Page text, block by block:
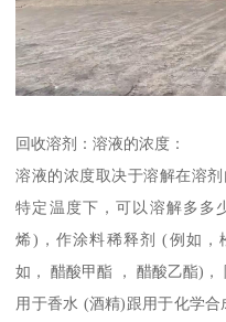
回收溶剂：溶液的浓度：
溶液的浓度取决于溶解在溶
特定温度下，可以溶解多多
烯)，作涂料稀释剂 (例如，
如， 醋酸甲酯 ， 醋酸乙酯)，
用于香水 (酒精)跟用于化学